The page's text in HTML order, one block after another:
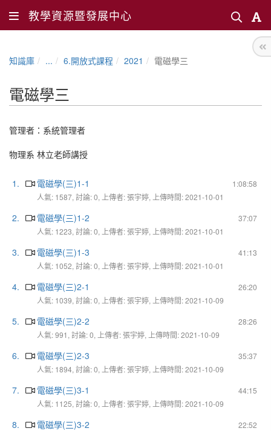
教學資源暨發展中心
知識庫 ... 6.開放式課程 2021 電磁學三
電磁學三
管理者： 系統管理者
物理系 林立老師講授
1. 1:08:58
電磁學(三)1-1
人氣: 1587, 討論: 0, 上傳者: 張宇婷, 上傳時間: 2021-10-01
2. 37:07
電磁學(三)1-2
人氣: 1223, 討論: 0, 上傳者: 張宇婷, 上傳時間: 2021-10-01
3. 41:13
電磁學(三)1-3
人氣: 1052, 討論: 0, 上傳者: 張宇婷, 上傳時間: 2021-10-01
4. 26:20
電磁學(三)2-1
人氣: 1039, 討論: 0, 上傳者: 張宇婷, 上傳時間: 2021-10-09
5. 28:26
電磁學(三)2-2
人氣: 991, 討論: 0, 上傳者: 張宇婷, 上傳時間: 2021-10-09
6. 35:37
電磁學(三)2-3
人氣: 1894, 討論: 0, 上傳者: 張宇婷, 上傳時間: 2021-10-09
7. 44:15
電磁學(三)3-1
人氣: 1125, 討論: 0, 上傳者: 張宇婷, 上傳時間: 2021-10-09
8. 22:52
電磁學(三)3-2